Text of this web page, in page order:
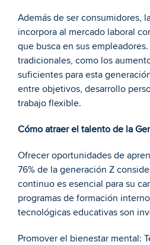
Además de ser consumidores,
incorpora al mercado laboral
que busca en sus
tradicionales, como los
suficientes para esta
entre objetivos, desarrollo
trabajo flexible.
Cómo atraer el talento de la
Ofrecer oportunidades de
76% de la generación Z
continuo es esencial para su
programas de formación
tecnológicas educativas son
Promover el bienestar mental: